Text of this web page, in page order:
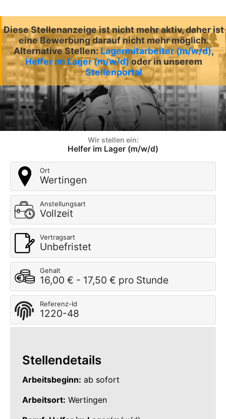
Diese Stellenanzeige ist nicht mehr aktiv, daher ist
eine Bewerbung darauf nicht mehr möglich.
Alternative Stellen:Lagermitarbeiter (m/w/d),
Helfer im Lager (m/w/d)oder in unserem
Stellenportal
Wir stellen ein:
Helfer im Lager (m/w/d)
Ort
Wertingen
Anstellungsart
Vollzeit
Vertragsart
Unbefristet
Gehalt
16,00 € - 17,50 € pro Stunde
Referenz-Id
1220-48
Stellendetails
Arbeitsbeginn: ab sofort
Arbeitsort: Wertingen